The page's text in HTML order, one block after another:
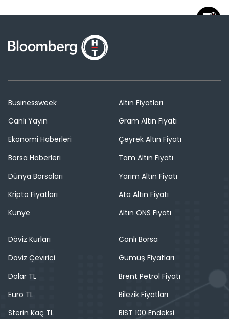
Businessweek
Canlı Yayın
Ekonomi Haberleri
Borsa Haberleri
Dünya Borsaları
Kripto Fiyatları
Künye
Altın Fiyatları
Gram Altın Fiyatı
Çeyrek Altın Fiyatı
Tam Altın Fiyatı
Yarım Altın Fiyatı
Ata Altın Fiyatı
Altın ONS Fiyatı
Döviz Kurları
Döviz Çevirici
Dolar TL
Euro TL
Sterin Kaç TL
Canlı Borsa
Gümüş Fiyatları
Brent Petrol Fiyatı
Bilezik Fiyatları
BIST 100 Endeksi